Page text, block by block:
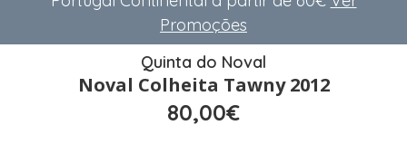
Promoções
Quinta do Noval
Noval Colheita Tawny 2012
80,00€